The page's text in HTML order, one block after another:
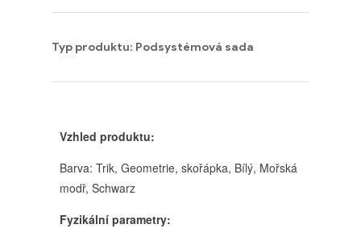
Typ produktu: Podsystémová sada
Vzhled produktu:
Barva: Trik, Geometrie, skořápka, Bílý, Mořská
modř, Schwarz
Fyzikální parametry: